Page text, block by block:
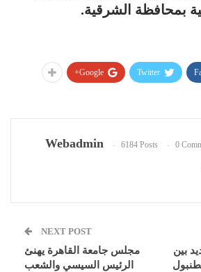
بمحافظة الشرقية.
Twitter
Google+
Webadmin 6184 Posts 0
بين
NEXT POST
مجلس جامعة القاهرة يهنئ
الرئيس السيسي والشعب